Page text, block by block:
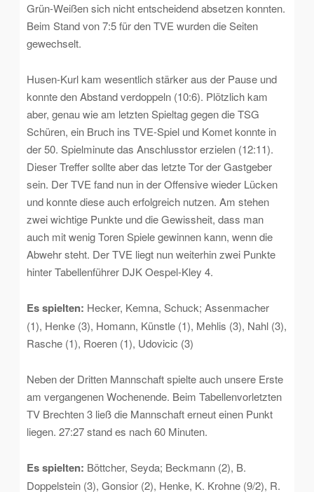
Grün-Weißen sich nicht entscheidend absetzen konnten.
Beim Stand von 7:5 für den TVE wurden die Seiten
gewechselt.
Husen-Kurl kam wesentlich stärker aus der Pause und
konnte den Abstand verdoppeln (10:6). Plötzlich kam
aber, genau wie am letzten Spieltag gegen die TSG
Schüren, ein Bruch ins TVE-Spiel und Komet konnte in
der 50. Spielminute das Anschlusstor erzielen (12:11).
Dieser Treffer sollte aber das letzte Tor der Gastgeber
sein. Der TVE fand nun in der Offensive wieder Lücken
und konnte diese auch erfolgreich nutzen. Am stehen
zwei wichtige Punkte und die Gewissheit, dass man
auch mit wenig Toren Spiele gewinnen kann, wenn die
Abwehr steht. Der TVE liegt nun weiterhin zwei Punkte
hinter Tabellenführer DJK Oespel-Kley 4.
Es spielten: Hecker, Kemna, Schuck; Assenmacher
(1), Henke (3), Homann, Künstle (1), Mehlis (3), Nahl (3),
Rasche (1), Roeren (1), Udovicic (3)
Neben der Dritten Mannschaft spielte auch unsere Erste
am vergangenen Wochenende. Beim Tabellenvorletzten
TV Brechten 3 ließ die Mannschaft erneut einen Punkt
liegen. 27:27 stand es nach 60 Minuten.
Es spielten: Böttcher, Seyda; Beckmann (2), B.
Doppelstein (3), Gonsior (2), Henke, K. Krohne (9/2), R.